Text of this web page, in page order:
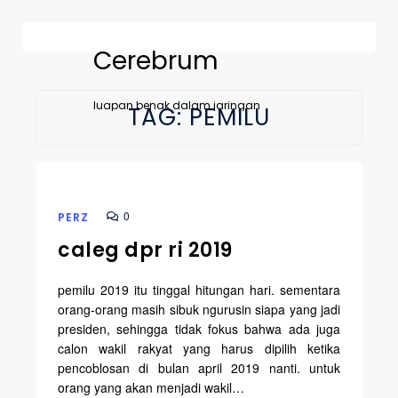
Cerebrum
luapan benak dalam jaringan
TAG:PEMILU
PERZ 0
caleg dpr ri 2019
pemilu 2019 itu tinggal hitungan hari. sementara
orang-orang masih sibuk ngurusin siapa yang jadi
presiden, sehingga tidak fokus bahwa ada juga
calon wakil rakyat yang harus dipilih ketika
pencoblosan di bulan april 2019 nanti. untuk
orang yang akan menjadi wakil…